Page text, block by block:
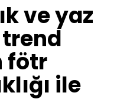
ve yaz
trend
fötr
ile